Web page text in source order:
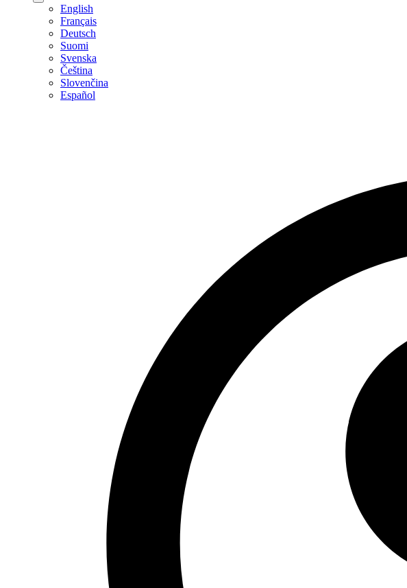
English
Français
Deutsch
Suomi
Svenska
Čeština
Slovenčina
Español